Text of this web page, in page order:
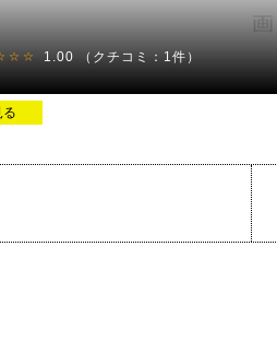
1.00 （クチコミ：1件）
る